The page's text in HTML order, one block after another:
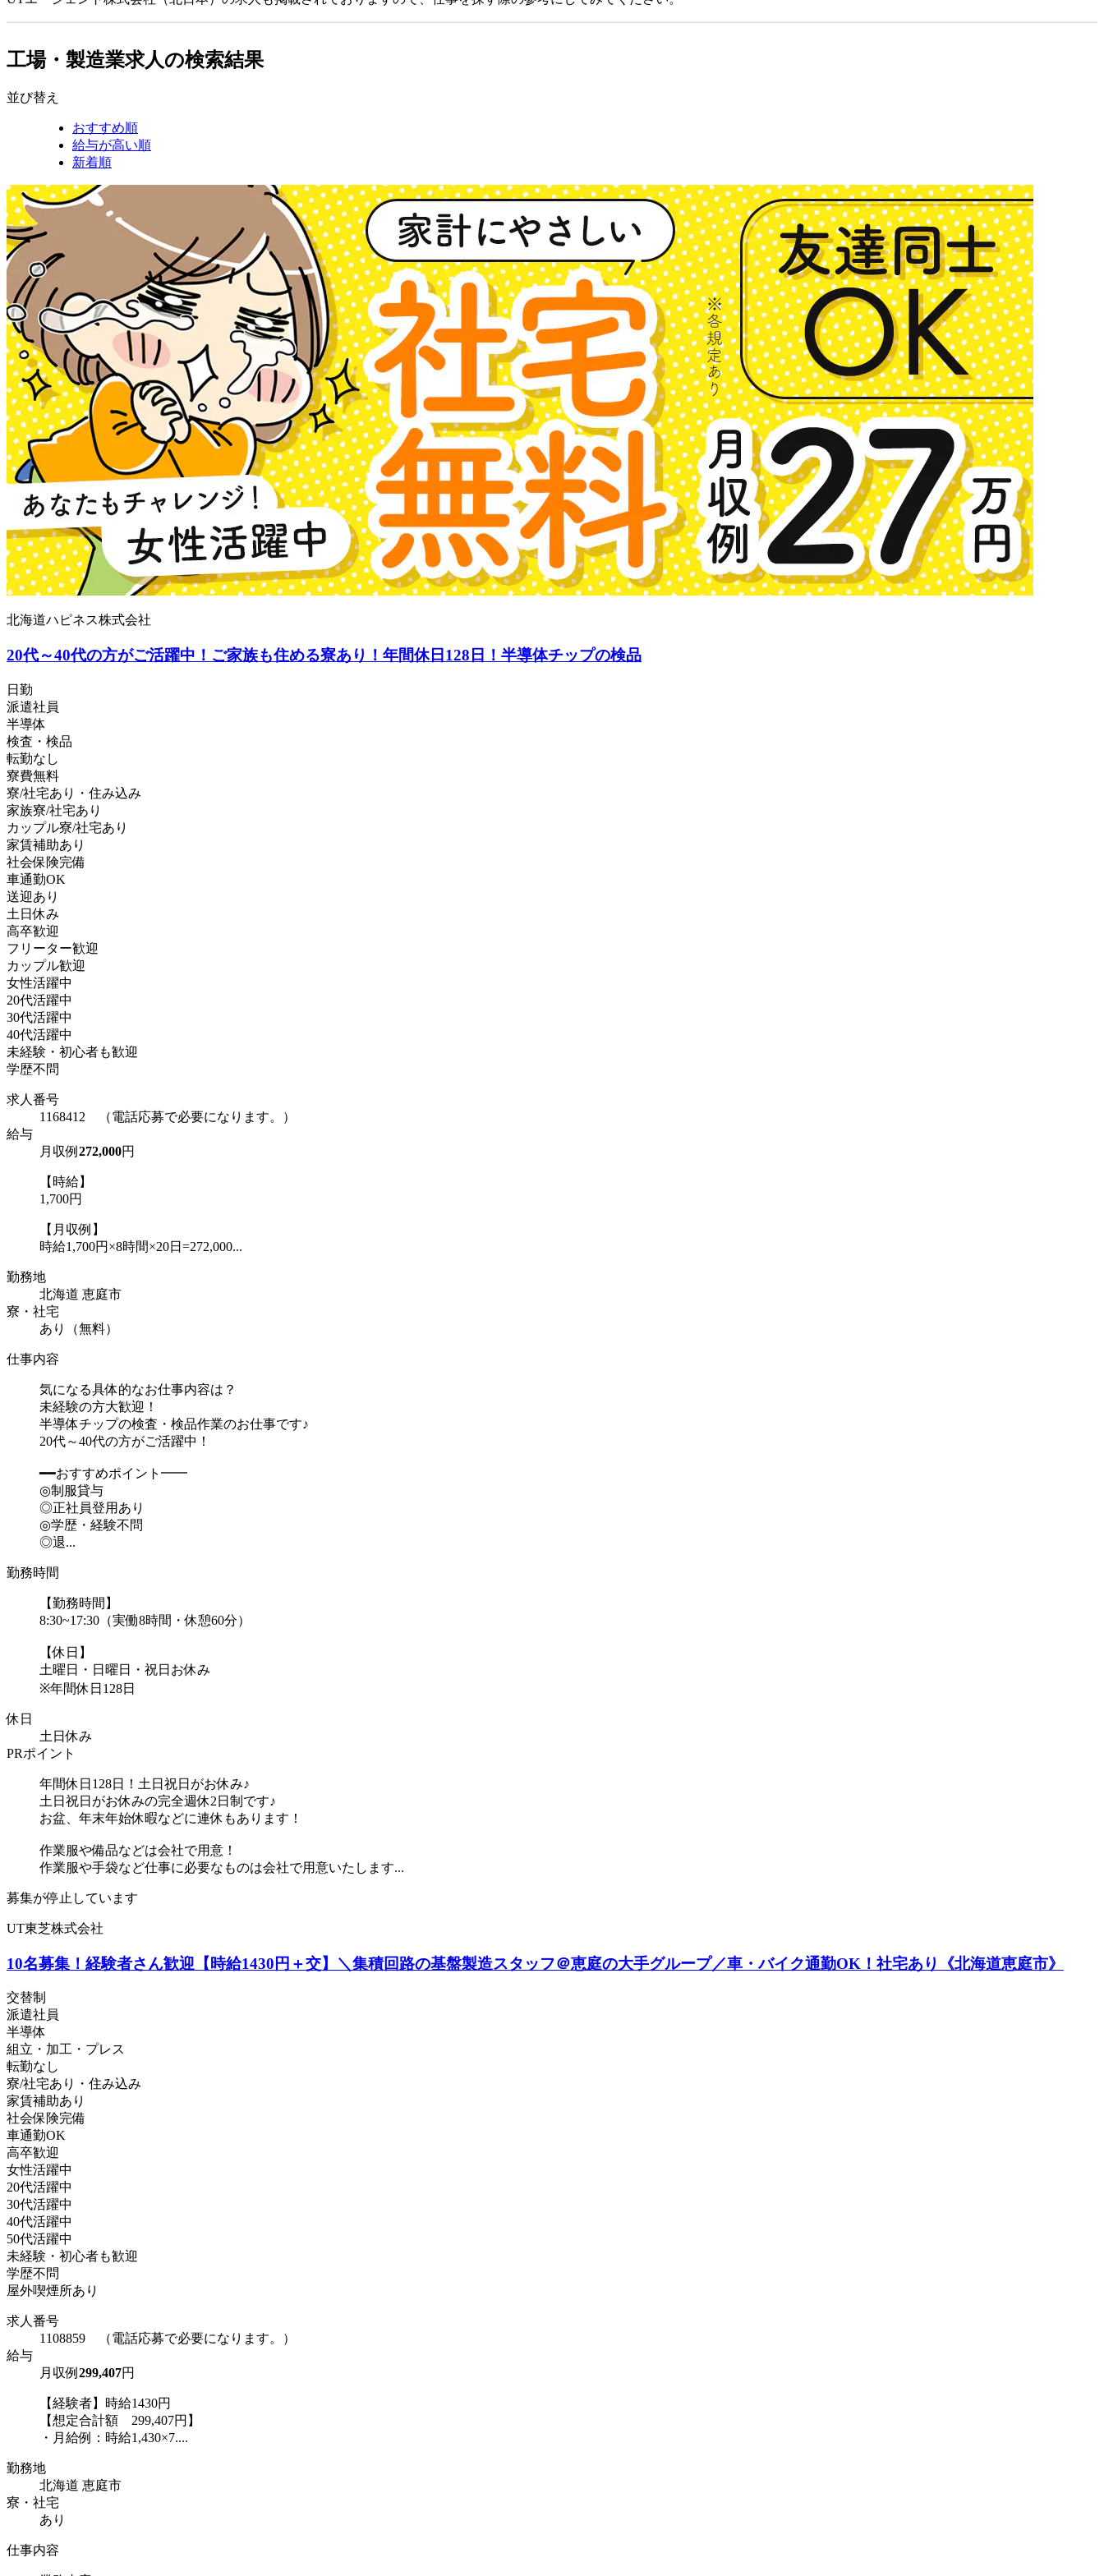
工場・製造業求人の検索結果
並び替え
おすすめ順
給与が高い順
新着順
北海道ハピネス株式会社
20代～40代の方がご活躍中！ご家族も住める寮あり！年間休日128日！半導体チップの検品
日勤
派遣社員
半導体
検査・検品
転勤なし
寮費無料
寮/社宅あり・住み込み
家族寮/社宅あり
カップル寮/社宅あり
家賃補助あり
社会保険完備
車通勤OK
送迎あり
土日休み
高卒歓迎
フリーター歓迎
カップル歓迎
女性活躍中
20代活躍中
30代活躍中
40代活躍中
未経験・初心者も歓迎
学歴不問
求人番号
1168412 （電話応募で必要になります。）
給与
月収例 272,000円
【時給】
1,700円
【月収例】
時給1,700円×8時間×20日=272,000...
勤務地
北海道 恵庭市
寮・社宅
あり（無料）
仕事内容
気になる具体的なお仕事内容は？
未経験の方大歓迎！
半導体チップの検査・検品作業のお仕事です♪
20代～40代の方がご活躍中！
━━おすすめポイント━━
◎制服貸与
◎正社員登用あり
◎学歴・経験不問
◎退...
勤務時間
【勤務時間】
8:30~17:30（実働8時間・休憩60分）
【休日】
土曜日・日曜日・祝日お休み
※年間休日128日
休日
土日休み
PRポイント
年間休日128日！土日祝日がお休み♪
土日祝日がお休みの完全週休2日制です♪
お盆、年末年始休暇などに連休もあります！
作業服や備品などは会社で用意！
作業服や手袋など仕事に必要なものは会社で用意いたします...
募集が停止しています
UT東芝株式会社
10名募集！経験者さん歓迎【時給1430円＋交】＼集積回路の基盤製造スタッフ＠恵庭の大手グループ／車・バイク通勤OK！社宅あり《北海道恵庭市》
交替制
派遣社員
半導体
組立・加工・プレス
転勤なし
寮/社宅あり・住み込み
家賃補助あり
社会保険完備
車通勤OK
高卒歓迎
女性活躍中
20代活躍中
30代活躍中
40代活躍中
50代活躍中
未経験・初心者も歓迎
学歴不問
屋外喫煙所あり
求人番号
1108859 （電話応募で必要になります。）
給与
月収例 299,407円
【経験者】時給1430円
【想定合計額 299,407円】
・月給例：時給1,430×7....
勤務地
北海道 恵庭市
寮・社宅
あり
仕事内容